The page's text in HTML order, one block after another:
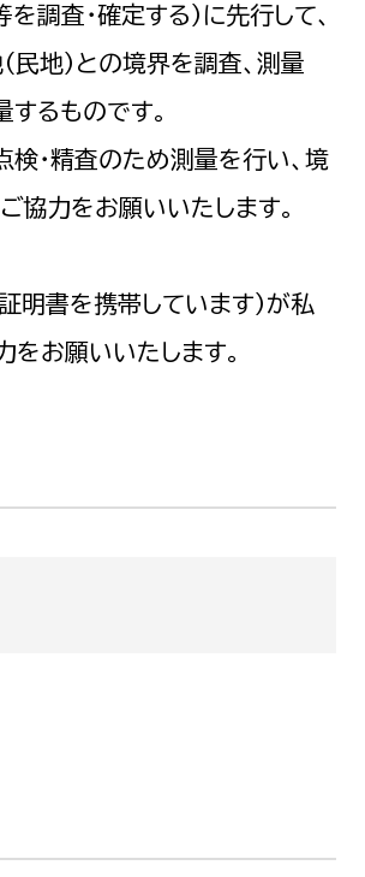
経済部
産業政策課
観光課
農政課
水産海浜課
市立総合医療センター
査・確定する）に先行して、
民地）との境界を調査、測量
するものです。
・精査のため測量を行い、境
協力をお願いいたします。
明書を携帯しています）が私
お願いいたします。